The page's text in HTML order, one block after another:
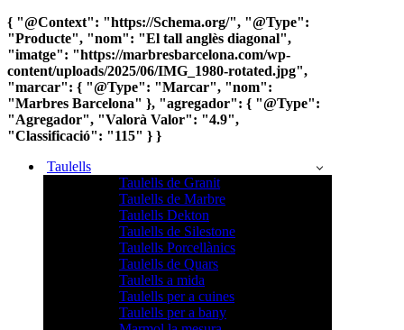
{ "@Context": "https://Schema.org/", "@Type":
"Producte", "nom": "El tall anglès diagonal",
"imatge": "https://marbresbarcelona.com/wp-
content/uploads/2025/06/IMG_1980-rotated.jpg",
"marcar": { "@Type": "Marcar", "nom":
"Marbres Barcelona" }, "agregador": { "@Type":
"Agregador", "Valorà Valor": "4.9",
"Classificació": "115" } }
Taulells
Taulells de Granit
Taulells de Marbre
Taulells Dekton
Taulells de Silestone
Taulells Porcellànics
Taulells de Quars
Taulells a mida
Taulells per a cuines
Taulells per a bany